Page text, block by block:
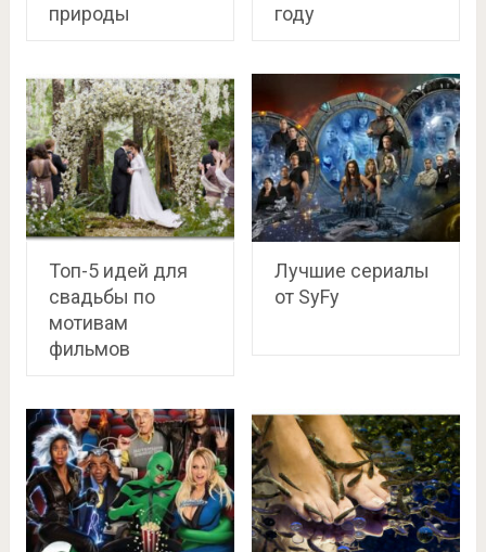
природы
году
Топ-5 идей для
свадьбы по
мотивам
фильмов
Лучшие сериалы
от SyFy